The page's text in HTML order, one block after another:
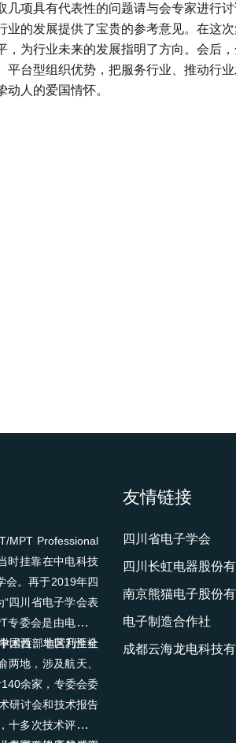
项具有代表性的问题请与会专家进行
的发展提供了宝贵的参考意见。在这
为行业未来的发展指明了方向。 会后
台型组织优势，把服务行业、推动行
人的爱国情怀。
MPT Professional
时挂靠在中电科技
会。再于2019年四
四川省电子学会表
专委会是由电子信
术性、非营利性社
国西部地区乃至全
地，涉及航天、
余家，专委会委
研讨会和技术报告
多次技术评审和
友情链接
四川省电子学会
四川长虹电器股份
南京熊猫电子股份
电子制造合作社
成都云海龙电科技